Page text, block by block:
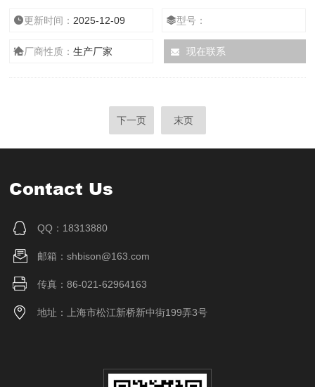
更新时间： 2025-12-09 型号：
厂商性质：生产厂家 现在联系
下一页 末页
Contact Us
QQ：18313880
邮箱：shbison@163.com
传真：86-021-62964163
地址：上海市松江新桥新中街199弄3号